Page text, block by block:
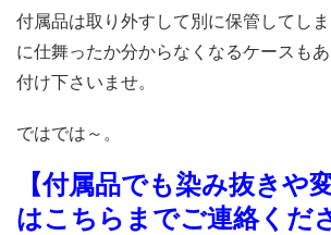
付属品は取り外すして別に保管してし
に仕舞ったか分からなくなるケースも
付け下さいませ。
ではでは～。
【付属品でも染み抜きや
はこちらまでご連絡くだ